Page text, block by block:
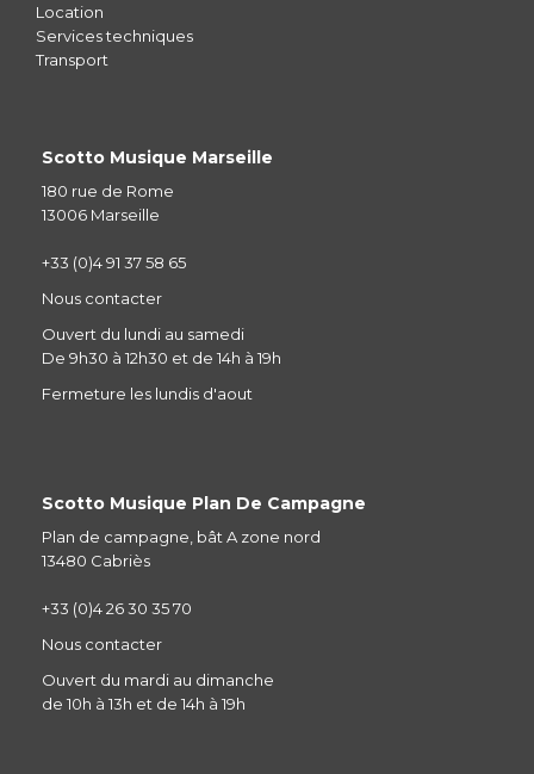
Location
Services techniques
Transport
Scotto Musique Marseille
180 rue de Rome
13006 Marseille
+33 (0)4 91 37 58 65
Nous contacter
Ouvert du lundi au samedi
De 9h30 à 12h30 et de 14h à 19h
Fermeture les lundis d'aout
Scotto Musique Plan De Campagne
Plan de campagne, bât A zone nord
13480 Cabriès
+33 (0)4 26 30 35 70
Nous contacter
Ouvert du mardi au dimanche
de 10h à 13h et de 14h à 19h